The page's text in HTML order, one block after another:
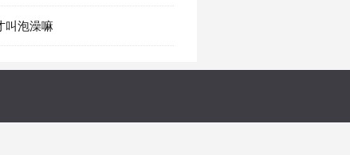
叫泡澡嘛